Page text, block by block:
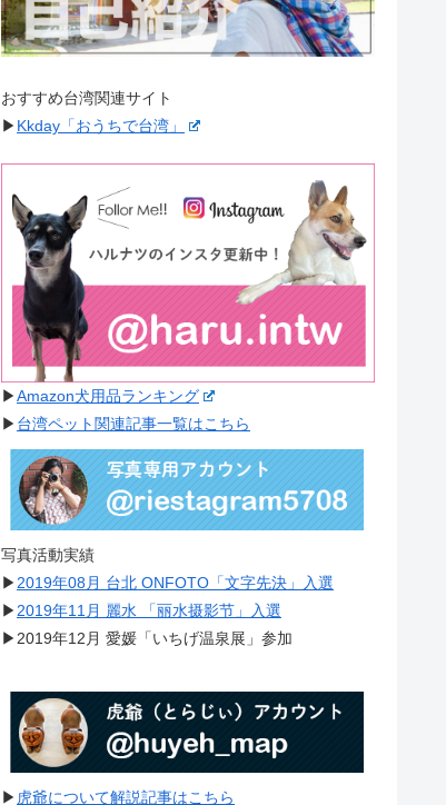
おすすめ台湾関連サイト
▶︎ Kkday「おうちで台湾」
▶︎Amazon犬用品ランキング
▶︎ 台湾ペット関連記事一覧はこちら
写真活動実績
▶︎ 2019年08月 台北 ONFOTO「文字先決」入選
▶︎ 2019年11月 麗水 「丽水摄影节」入選
▶︎2019年12月 愛媛「いちげ温泉展」参加
▶︎ 虎爺について解説記事はこちら